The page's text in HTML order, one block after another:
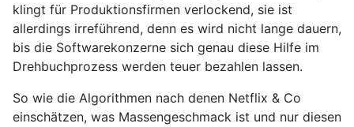
klingt für Produktionsfirmen verlockend, sie ist
allerdings irreführend, denn es wird nicht lange dauern,
bis die Softwarekonzerne sich genau diese Hilfe im
Drehbuchprozess werden teuer bezahlen lassen.
So wie die Algorithmen nach denen Netflix & Co
einschätzen, was Massengeschmack ist und nur diesen